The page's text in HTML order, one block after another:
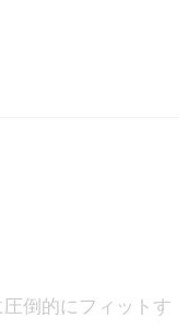
倒的にフィットす